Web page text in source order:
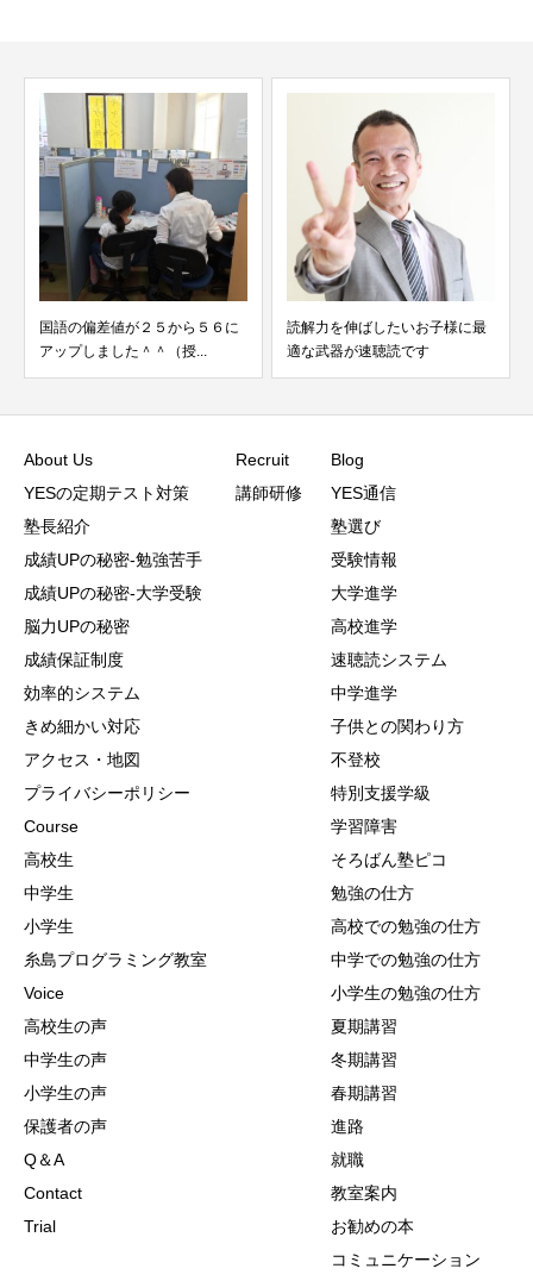
国語の偏差値が２５から５６に
アップしました＾＾（授...
読解力を伸ばしたいお子様に最
適な武器が速聴読です
About Us
YESの定期テスト対策
塾長紹介
成績UPの秘密-勉強苦手
成績UPの秘密-大学受験
脳力UPの秘密
成績保証制度
効率的システム
きめ細かい対応
アクセス・地図
プライバシーポリシー
Course
高校生
中学生
小学生
糸島プログラミング教室
Voice
高校生の声
中学生の声
小学生の声
保護者の声
Q＆A
Contact
Trial
Recruit
講師研修
Blog
YES通信
塾選び
受験情報
大学進学
高校進学
速聴読システム
中学進学
子供との関わり方
不登校
特別支援学級
学習障害
そろばん塾ピコ
勉強の仕方
高校での勉強の仕方
中学での勉強の仕方
小学生の勉強の仕方
夏期講習
冬期講習
春期講習
進路
就職
教室案内
お勧めの本
コミュニケーション